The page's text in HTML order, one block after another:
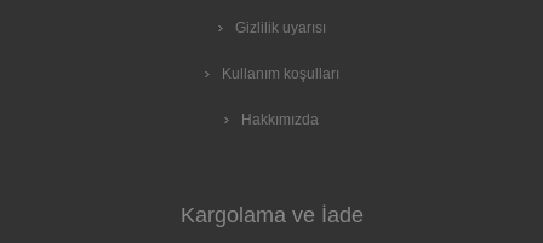
Gizlilik uyarısı
Kullanım koşulları
Hakkımızda
Kargolama ve İade